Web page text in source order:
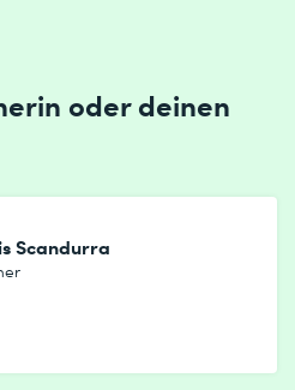
oder deinen
Scandurra